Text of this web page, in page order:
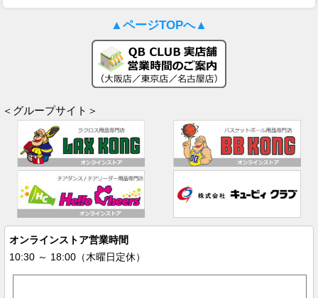
▲ページTOPへ▲
＜グループサイト＞
オンラインストア営業時間
10:30 ～ 18:00（木曜日定休）